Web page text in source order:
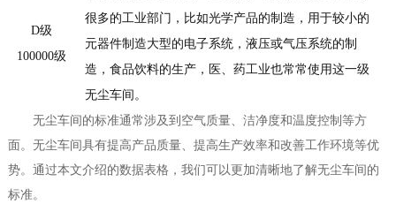
D级
100000级
很多的工业部门，比如光学产品的制造，用于较小的
元器件制造大型的电子系统，液压或气压系统的制
造，食品饮料的生产，医、药工业也常常使用这一级
无尘车间。
无尘车间的标准通常涉及到空气质量、洁净度和温度控制等方
面。无尘车间具有提高产品质量、提高生产效率和改善工作环境等优
势。通过本文介绍的数据表格，我们可以更加清晰地了解无尘车间的
标准。